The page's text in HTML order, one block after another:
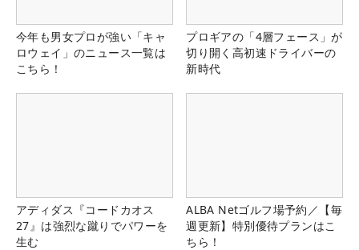
今年も男女プロが強い「キャ
ロウェイ」のニュース一覧は
こちら！
プロギアの「4層フェース」が
切り開く高初速ドライバーの
新時代
アディダス『コードカオス
27』は強烈な蹴りでパワーを
生む
ALBA Netゴルフ場予約／【毎
週更新】特別優待プランはこ
ちら！